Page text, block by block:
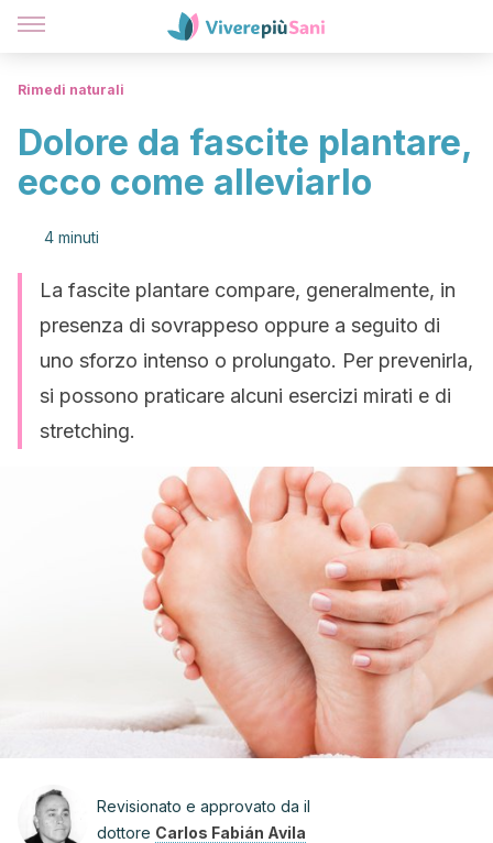
Rimedi naturali
Dolore da fascite plantare,
ecco come alleviarlo
4 minuti
La fascite plantare compare, generalmente, in
presenza di sovrappeso oppure a seguito di
uno sforzo intenso o prolungato. Per prevenirla,
si possono praticare alcuni esercizi mirati e di
stretching.
Revisionato e approvato da il
dottore Carlos Fabián Avila